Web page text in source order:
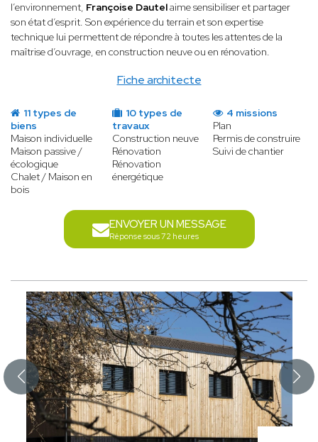
Fiche architecte
l’environnement, Françoise Dautelaime sensibiliser et partager
son état d’esprit. Son expérience du terrain et son expertise
technique lui permettent de répondre à toutes les attentes de la
maîtrise d’ouvrage, en construction neuve ou en rénovation.
11 types de
biens
Maison individuelle
Maison passive /
écologique
Chalet / Maison en
bois
10 types de
travaux
Construction neuve
Rénovation
Rénovation
énergétique
4 missions
Plan
Permis de construire
Suivi de chantier
ENVOYER UN MESSAGE
Réponse sous 72 heures